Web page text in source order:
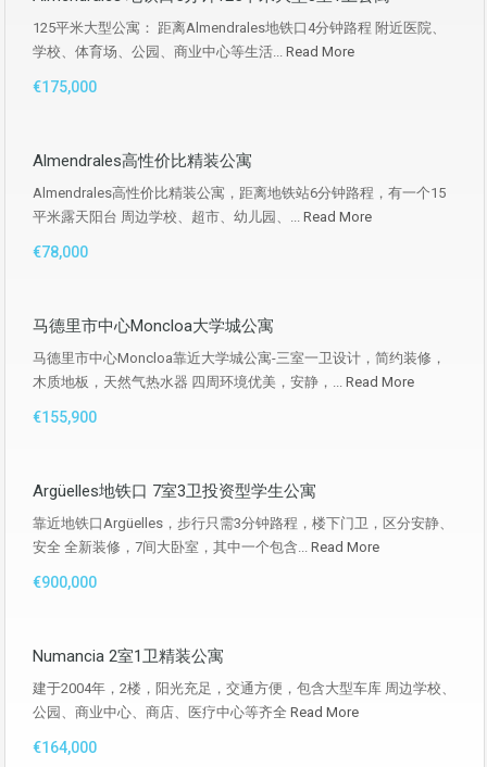
125平米大型公寓： 距离Almendrales地铁口4分钟路程 附近医院、
学校、体育场、公园、商业中心等生活... Read More
€175,000
Almendrales高性价比精装公寓
Almendrales高性价比精装公寓，距离地铁站6分钟路程，有一个15
平米露天阳台 周边学校、超市、幼儿园、... Read More
€78,000
马德里市中心Moncloa大学城公寓
马德里市中心Moncloa靠近大学城公寓-三室一卫设计，简约装修，
木质地板，天然气热水器 四周环境优美，安静，... Read More
€155,900
Argüelles地铁口 7室3卫投资型学生公寓
靠近地铁口Argüelles，步行只需3分钟路程，楼下门卫，区分安静、
安全 全新装修，7间大卧室，其中一个包含... Read More
€900,000
Numancia 2室1卫精装公寓
建于2004年，2楼，阳光充足，交通方便，包含大型车库 周边学校、
公园、商业中心、商店、医疗中心等齐全 Read More
€164,000